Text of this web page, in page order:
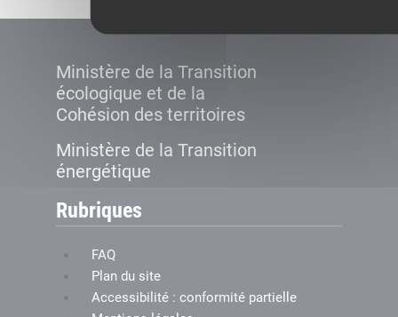
Ministère de la Transition
écologique et de la
Cohésion des territoires
Ministère de la Transition
énergétique
Rubriques
FAQ
Plan du site
Accessibilité : conformité partielle